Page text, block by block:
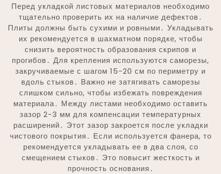
Перед укладкой листовых материалов необходимо
тщательно проверить их на наличие дефектов․
Плиты должны быть сухими и ровными․ Укладывать
их рекомендуется в шахматном порядке, чтобы
снизить вероятность образования скрипов и
прогибов․ Для крепления используются саморезы,
закручиваемые с шагом 15-20 см по периметру и
вдоль стыков․ Важно не затягивать саморезы
слишком сильно, чтобы избежать повреждения
материала․ Между листами необходимо оставить
зазор 2-3 мм для компенсации температурных
расширений․ Этот зазор закроется после укладки
чистового покрытия․ Если используется фанера, то
рекомендуется укладывать ее в два слоя, со
смещением стыков․ Это повысит жесткость и
прочность основания․